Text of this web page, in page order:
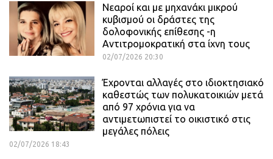
Νεαροί και με μηχανάκι μικρού
κυβισμού οι δράστες της
δολοφονικής επίθεσης -η
Αντιτρομοκρατική στα ίχνη τους
02/07/2026 20:30
Έχρονται αλλαγές στο ιδιοκτησιακό
καθεστώς των πολυκατοικιών μετά
από 97 χρόνια για να
αντιμετωπιστεί το οικιστικό στις
μεγάλες πόλεις
02/07/2026 18:43